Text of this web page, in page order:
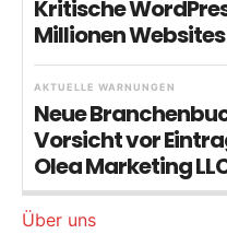
Kritische
Millionen
AKTUELLE WARNUNGEN
Neue
Vorsicht vor
Olea Marketing
Über uns